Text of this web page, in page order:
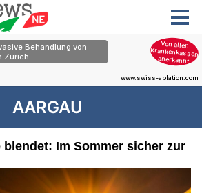
AARGAU
blendet: Im Sommer sicher zur